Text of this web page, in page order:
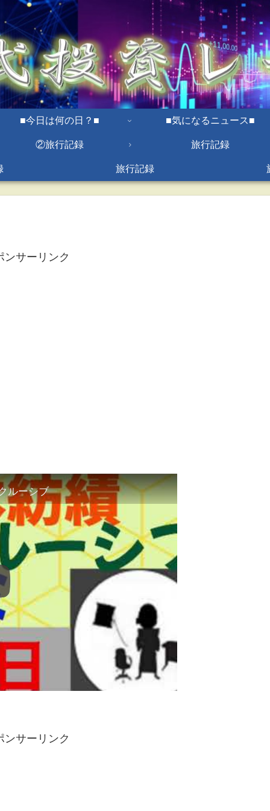
■今日は何の日？■ ■気になるニュース■
②旅行記録 旅行記録
旅行記録
ンサーリンク
ルーシブ
ンサーリンク